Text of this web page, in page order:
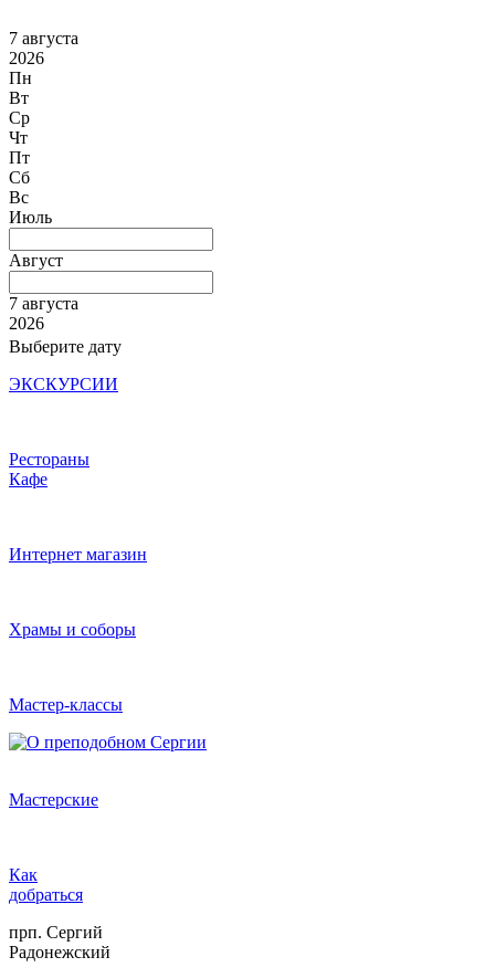
7 августа
2026
Пн
Вт
Ср
Чт
Пт
Сб
Вс
Июль
Август
7 августа
2026
Выберите дату
ЭКСКУРСИИ
Рестораны
Кафе
Интернет магазин
Храмы и соборы
Мастер-классы
Мастерские
Как
добраться
прп. Сергий
Радонежский